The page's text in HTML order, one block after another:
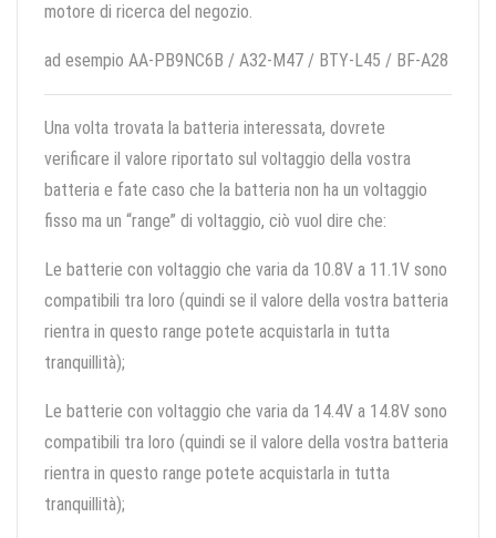
motore di ricerca del negozio.
ad esempio AA-PB9NC6B / A32-M47 / BTY-L45 / BF-A28
Una volta trovata la batteria interessata, dovrete
verificare il valore riportato sul voltaggio della vostra
batteria e fate caso che la batteria non ha un voltaggio
fisso ma un “range” di voltaggio, ciò vuol dire che:
Le batterie con voltaggio che varia da 10.8V a 11.1V sono
compatibili tra loro (quindi se il valore della vostra batteria
rientra in questo range potete acquistarla in tutta
tranquillità);
Le batterie con voltaggio che varia da 14.4V a 14.8V sono
compatibili tra loro (quindi se il valore della vostra batteria
rientra in questo range potete acquistarla in tutta
tranquillità);